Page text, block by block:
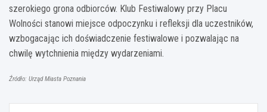
szerokiego grona odbiorców. Klub Festiwalowy przy Placu
Wolności stanowi miejsce odpoczynku i refleksji dla uczestników,
wzbogacając ich doświadczenie festiwalowe i pozwalając na
chwilę wytchnienia między wydarzeniami.
Źródło: Urząd Miasta Poznania